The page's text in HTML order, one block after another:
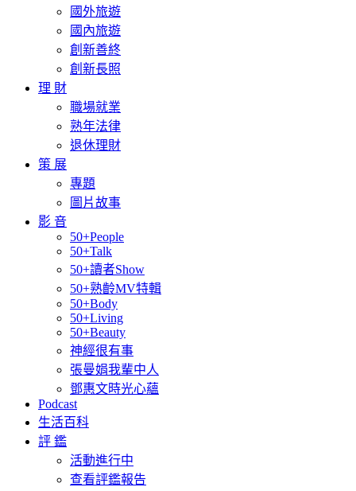
國外旅遊
國內旅遊
創新善終
創新長照
理 財
職場就業
熟年法律
退休理財
策 展
專題
圖片故事
影 音
50+People
50+Talk
50+讀者Show
50+熟齡MV特輯
50+Body
50+Living
50+Beauty
神經很有事
張曼娟我輩中人
鄧惠文時光心蘊
Podcast
生活百科
評 鑑
活動進行中
查看評鑑報告